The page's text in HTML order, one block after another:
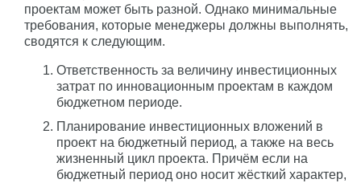
проектам может быть разной. Однако минимальные
требования, которые менеджеры должны выполнять,
сводятся к следующим.
Ответственность за величину инвестиционных
затрат по инновационным проектам в каждом
бюджетном периоде.
Планирование инвестиционных вложений в
проект на бюджетный период, а также на весь
жизненный цикл проекта. Причём если на
бюджетный период оно носит жёсткий характер,